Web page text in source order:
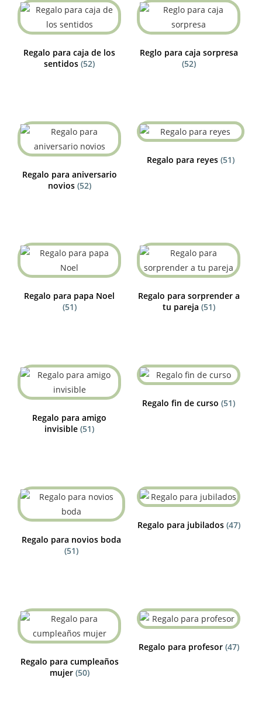
Regalo para caja de los
sentidos (52)
Reglo para caja sorpresa
(52)
Regalo para aniversario
novios (52)
Regalo para reyes (51)
Regalo para papa Noel
(51)
Regalo para sorprender a
tu pareja (51)
Regalo para amigo
invisible (51)
Regalo fin de curso (51)
Regalo para novios boda
(51)
Regalo para jubilados (47)
Regalo para cumpleaños
mujer (50)
Regalo para profesor (47)